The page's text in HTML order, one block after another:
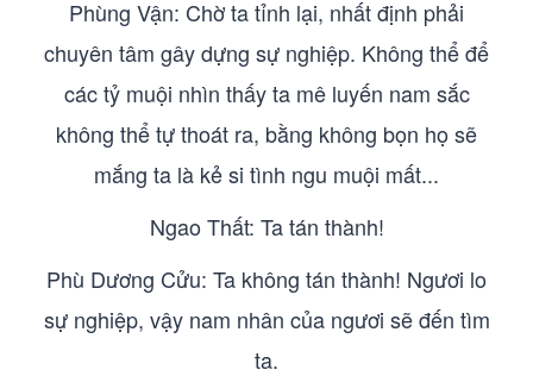
Phùng Vận: Chờ ta tỉnh lại, nhất định phải
chuyên tâm gây dựng sự nghiệp. Không thể để
các tỷ muội nhìn thấy ta mê luyến nam sắc
không thể tự thoát ra, bằng không bọn họ sẽ
mắng ta là kẻ si tình ngu muội mất...
Ngao Thất: Ta tán thành!
Phù Dương Cửu: Ta không tán thành! Ngươi lo
sự nghiệp, vậy nam nhân của ngươi sẽ đến tìm
ta.